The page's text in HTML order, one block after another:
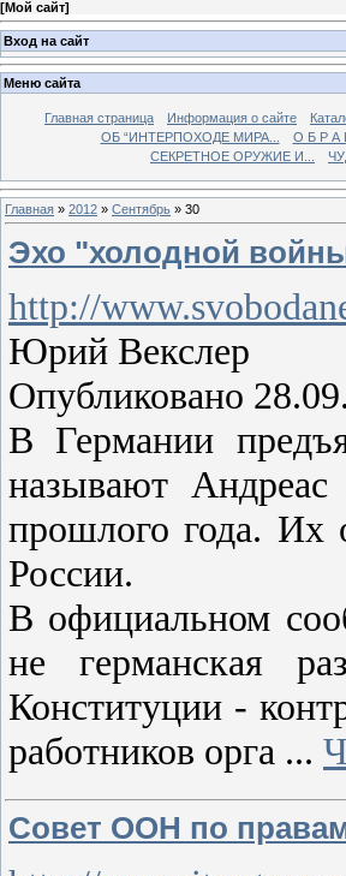
[Мой сайт]
Вход на сайт
Меню сайта
Главная страница Информация о сайте
ОБ “ИНТЕРПОХОДЕ МИРА...
О Б Р А
СЕКРЕТНОЕ ОРУЖИЕ И...
Главная » 2012 » Сентябрь » 30
Эхо "холодной
http://
Юрий Векслер
Опубликовано
В Германии
называют
прошлого года. Их
России.
В официальном
не германская
Конституции -
работников орга ...
Совет ООН по